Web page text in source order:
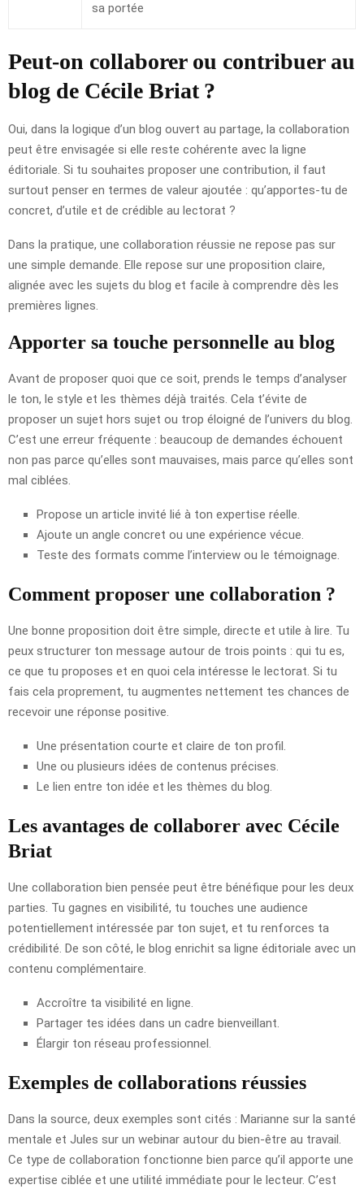
sa portée
Peut-on collaborer ou contribuer au
blog de Cécile Briat ?
Oui, dans la logique d’un blog ouvert au partage, la collaboration
peut être envisagée si elle reste cohérente avec la ligne
éditoriale. Si tu souhaites proposer une contribution, il faut
surtout penser en termes de valeur ajoutée : qu’apportes-tu de
concret, d’utile et de crédible au lectorat ?
Dans la pratique, une collaboration réussie ne repose pas sur
une simple demande. Elle repose sur une proposition claire,
alignée avec les sujets du blog et facile à comprendre dès les
premières lignes.
Apporter sa touche personnelle au blog
Avant de proposer quoi que ce soit, prends le temps d’analyser
le ton, le style et les thèmes déjà traités. Cela t’évite de
proposer un sujet hors sujet ou trop éloigné de l’univers du blog.
C’est une erreur fréquente : beaucoup de demandes échouent
non pas parce qu’elles sont mauvaises, mais parce qu’elles sont
mal ciblées.
Propose un article invité lié à ton expertise réelle.
Ajoute un angle concret ou une expérience vécue.
Teste des formats comme l’interview ou le témoignage.
Comment proposer une collaboration ?
Une bonne proposition doit être simple, directe et utile à lire. Tu
peux structurer ton message autour de trois points : qui tu es,
ce que tu proposes et en quoi cela intéresse le lectorat. Si tu
fais cela proprement, tu augmentes nettement tes chances de
recevoir une réponse positive.
Une présentation courte et claire de ton profil.
Une ou plusieurs idées de contenus précises.
Le lien entre ton idée et les thèmes du blog.
Les avantages de collaborer avec Cécile
Briat
Une collaboration bien pensée peut être bénéfique pour les deux
parties. Tu gagnes en visibilité, tu touches une audience
potentiellement intéressée par ton sujet, et tu renforces ta
crédibilité. De son côté, le blog enrichit sa ligne éditoriale avec un
contenu complémentaire.
Accroître ta visibilité en ligne.
Partager tes idées dans un cadre bienveillant.
Élargir ton réseau professionnel.
Exemples de collaborations réussies
Dans la source, deux exemples sont cités : Marianne sur la santé
mentale et Jules sur un webinar autour du bien-être au travail.
Ce type de collaboration fonctionne bien parce qu’il apporte une
expertise ciblée et une utilité immédiate pour le lecteur. C’est